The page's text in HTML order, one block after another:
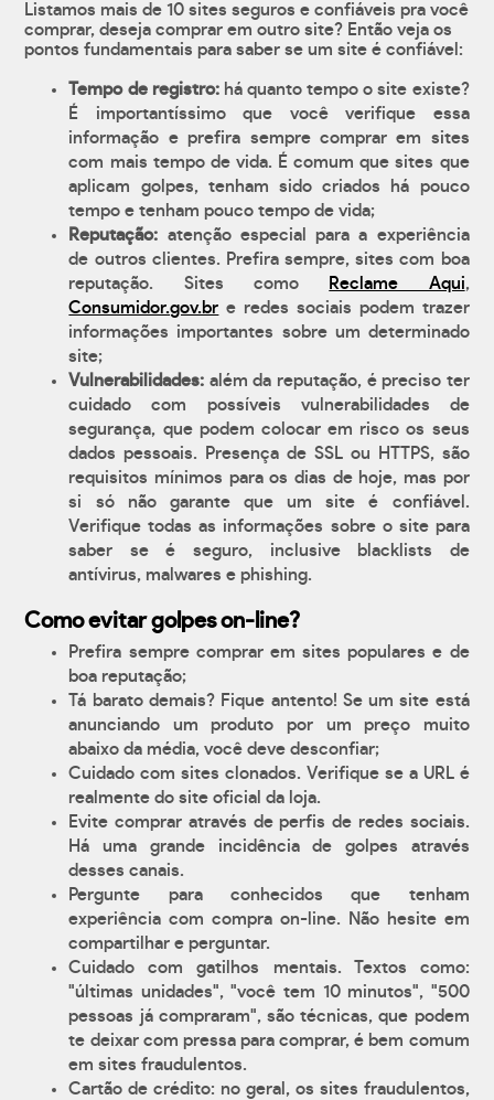
Listamos mais de 10 sites seguros e confiáveis pra você
comprar, deseja comprar em outro site? Então veja os
pontos fundamentais para saber se um site é confiável:
Tempo de registro:há quanto tempo o site existe?
É importantíssimo que você verifique essa
informação e prefira sempre comprar em sites
com mais tempo de vida. É comum que sites que
aplicam golpes, tenham sido criados há pouco
tempo e tenham pouco tempo de vida;
Reputação: atenção especial para a experiência
de outros clientes. Prefira sempre, sites com boa
reputação. Sites como
Reclame Aqui,
Consumidor.gov.br e redes sociais podem trazer
informações importantes sobre um determinado
site;
Vulnerabilidades: além da reputação, é preciso ter
cuidado com possíveis vulnerabilidades de
segurança, que podem colocar em risco os seus
dados pessoais. Presença de SSL ou HTTPS, são
requisitos mínimos para os dias de hoje, mas por
si só não garante que um site é confiável.
Verifique todas as informações sobre o site para
saber se é seguro, inclusive blacklists de
antívirus, malwares e phishing.
Como evitar golpes on-line?
Prefira sempre comprar em sites populares e de
boa reputação;
Tá barato demais? Fique antento! Se um site está
anunciando um produto por um preço muito
abaixo da média, você deve desconfiar;
Cuidado com sites clonados. Verifique se a URL é
realmente do site oficial da loja.
Evite comprar através de perfis de redes sociais.
Há uma grande incidência de golpes através
desses canais.
Pergunte para conhecidos que tenham
experiência com compra on-line. Não hesite em
compartilhar e perguntar.
Cuidado com gatilhos mentais. Textos como:
"últimas unidades", "você tem 10 minutos", "500
pessoas já compraram", são técnicas, que podem
te deixar com pressa para comprar, é bem comum
em sites fraudulentos.
Cartão de crédito: no geral, os sites fraudulentos,